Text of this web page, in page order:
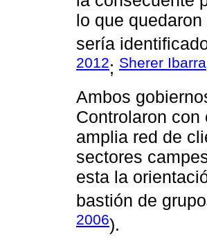
lo que
sería
2012; Sherer
Ambos
Controlaron
amplia red de
sectores
esta la
bastión de
2006).